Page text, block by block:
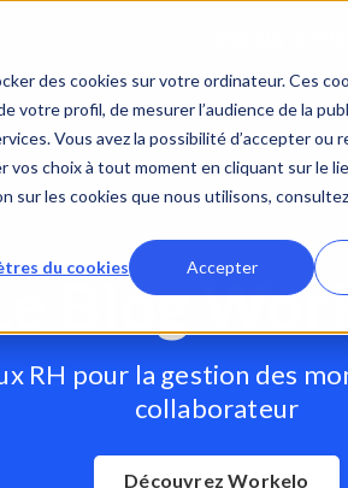
des cookies sur votre ordinateur. Ces
profil, de mesurer l’audience de la
Vous avez la possibilité d’accepter ou
choix à tout moment en cliquant sur le
sur les cookies que nous utilisons,
du cookies Accepter
Le Blog
RH pour la gestion des
collaborateur
Découvrez Workelo